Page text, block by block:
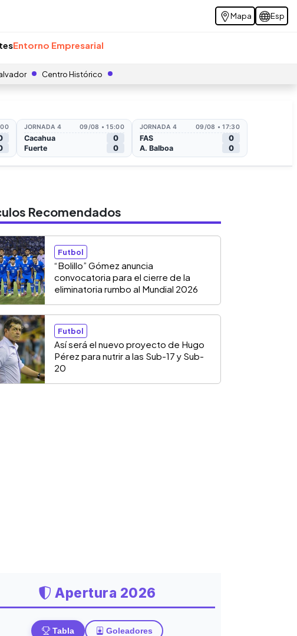
Mapa Esp
Entorno Empresarial
Centro Histórico
Recomendados
Futbol
“Bolillo” Gómez anuncia
convocatoria para el cierre de la
eliminatoria rumbo al Mundial 2026
Futbol
Así será el nuevo proyecto de Hugo
Pérez para nutrir a las Sub-17 y Sub-
20